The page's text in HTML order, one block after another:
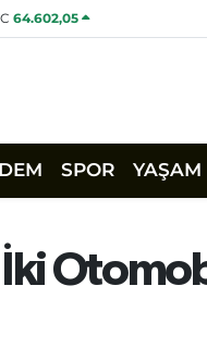
64.602,05
SPOR YAŞAM